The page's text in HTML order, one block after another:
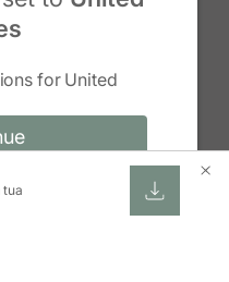
for United
and language
region
₺)
$)
USH)
$U)
(UZS SO'M)
(USD $)
(VND ₫)
FUTUNA (XPF FR)
(USD $)
tua